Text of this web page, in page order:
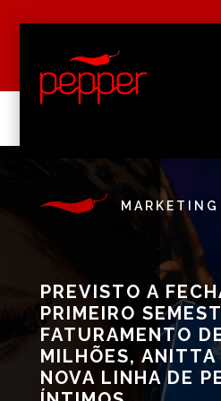
MARKETING
PREVISTO A
PRIMEIRO
FATURAMENTO
MILHÕES, ANITTA
NOVA LINHA DE